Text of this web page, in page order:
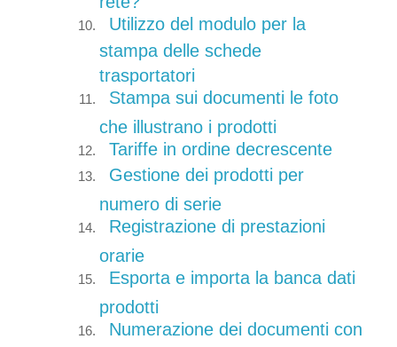
Utilizzo del modulo per la
stampa delle schede
trasportatori
Stampa sui documenti le foto
che illustrano i prodotti
Tariffe in ordine decrescente
Gestione dei prodotti per
numero di serie
Registrazione di prestazioni
orarie
Esporta e importa la banca dati
prodotti
Numerazione dei documenti con